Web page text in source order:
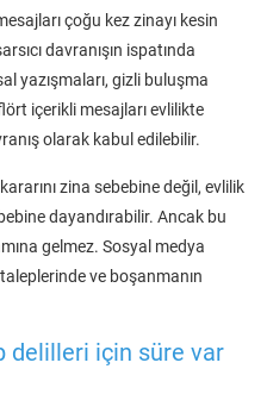
çoğu kez zinayı kesin
davranışın ispatında
yazışmaları, gizli buluşma
içerikli mesajları evlilikte
olarak kabul edilebilir.
zina sebebine değil, evlilik
dayandırabilir. Ancak bu
gelmez. Sosyal medya
ve boşanmanın
delilleri için süre var